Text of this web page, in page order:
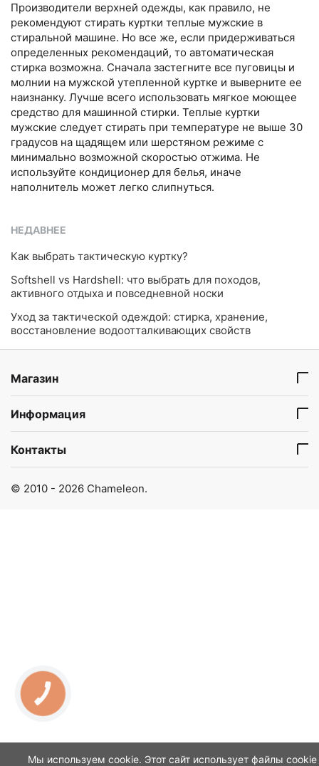
Производители верхней одежды, как правило, не
рекомендуют стирать куртки теплые мужские в
стиральной машине. Но все же, если придерживаться
определенных рекомендаций, то автоматическая
стирка возможна. Сначала застегните все пуговицы и
молнии на мужской утепленной куртке и выверните ее
наизнанку. Лучше всего использовать мягкое моющее
средство для машинной стирки. Теплые куртки
мужские следует стирать при температуре не выше 30
градусов на щадящем или шерстяном режиме с
минимально возможной скоростью отжима. Не
используйте кондиционер для белья, иначе
наполнитель может легко слипнуться.
НЕДАВНЕЕ
​Как выбрать тактическую куртку?
Softshell vs Hardshell: что выбрать для походов,
активного отдыха и повседневной носки
Уход за тактической одеждой: стирка, хранение,
восстановление водоотталкивающих свойств
Магазин
Информация
Контакты
© 2010 - 2026 Chameleon.
Мы используем cookie. Этот сайт использует файлы cookie
КНОПКА
ЗВ'ЯЗКУ